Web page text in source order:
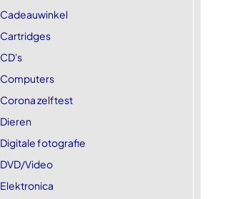
Cadeauwinkel
Cartridges
CD's
Computers
Corona zelftest
Dieren
Digitale fotografie
DVD/Video
Elektronica